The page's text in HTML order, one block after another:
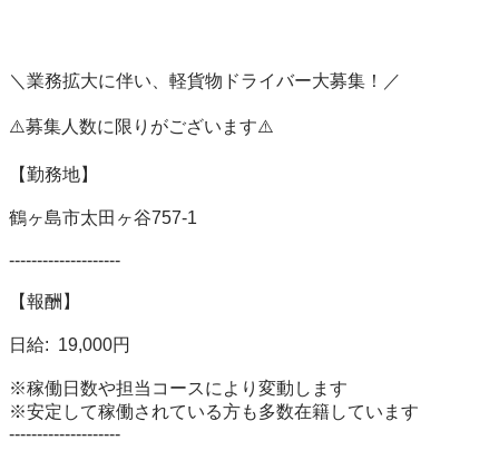
＼業務拡大に伴い、軽貨物ドライバー大募集！／
⚠️募集人数に限りがございます⚠️
【勤務地】
鶴ヶ島市太田ヶ谷757-1
--------------------
【報酬】
日給:  19,000円
※稼働日数や担当コースにより変動します
※安定して稼働されている方も多数在籍しています
--------------------